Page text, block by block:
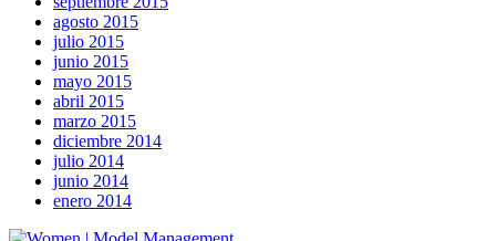
agosto 2015
julio 2015
junio 2015
mayo 2015
abril 2015
marzo 2015
diciembre 2014
julio 2014
junio 2014
enero 2014